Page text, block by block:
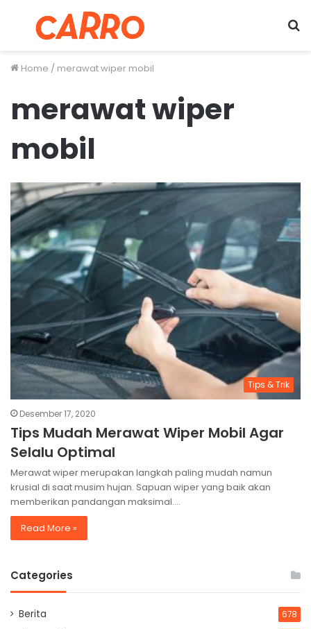
Menu
Home / merawat wiper mobil
merawat wiper
mobil
Tips & Trik
Desember 17, 2020
Tips Mudah Merawat Wiper Mobil Agar
Selalu Optimal
Merawat wiper merupakan langkah paling mudah namun
krusial di saat musim hujan. Sapuan wiper yang baik akan
memberikan pandangan maksimal.…
Read More »
Categories
Berita 678